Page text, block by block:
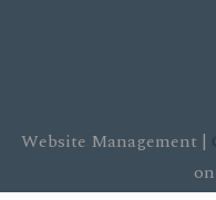
Website Management |